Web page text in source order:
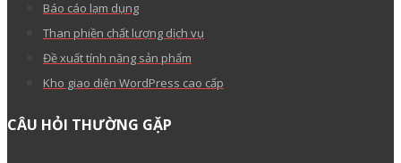
Báo cáo lạm dụng
Than phiền chất lượng dịch vụ
Đề xuất tính năng sản phẩm
Kho giao diện WordPress cao cấp
CÂU HỎI THƯỜNG GẶP